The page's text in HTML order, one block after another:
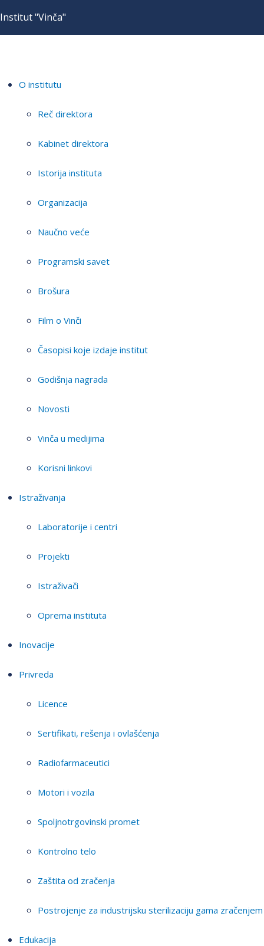
Institut "Vinča"
O institutu
Reč direktora
Kabinet direktora
Istorija instituta
Organizacija
Naučno veće
Programski savet
Brošura
Film o Vinči
Časopisi koje izdaje institut
Godišnja nagrada
Novosti
Vinča u medijima
Korisni linkovi
Istraživanja
Laboratorije i centri
Projekti
Istraživači
Oprema instituta
Inovacije
Privreda
Licence
Sertifikati, rešenja i ovlašćenja
Radiofarmaceutici
Motori i vozila
Spoljnotrgovinski promet
Kontrolno telo
Zaštita od zračenja
Postrojenje za industrijsku sterilizaciju gama zračenjem
Edukacija